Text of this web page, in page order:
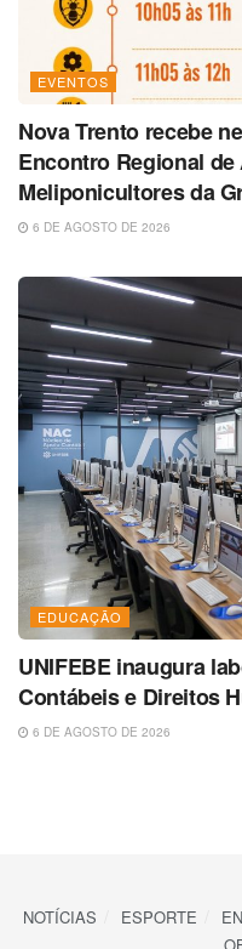
EVENTOS
Nova Trento recebe
Encontro Regional
Meliponicultores da
6 DE AGOSTO DE 2026
EDUCAÇÃO
UNIFEBE inaugura
Contábeis e Direitos
6 DE AGOSTO DE 2026
NOTÍCIAS ESPORTE